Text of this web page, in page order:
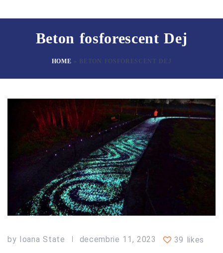
Beton fosforescent Dej
HOME BETON FOSFORESCENT DEJ
by Ioana State decembrie 11, 2023 39 likes